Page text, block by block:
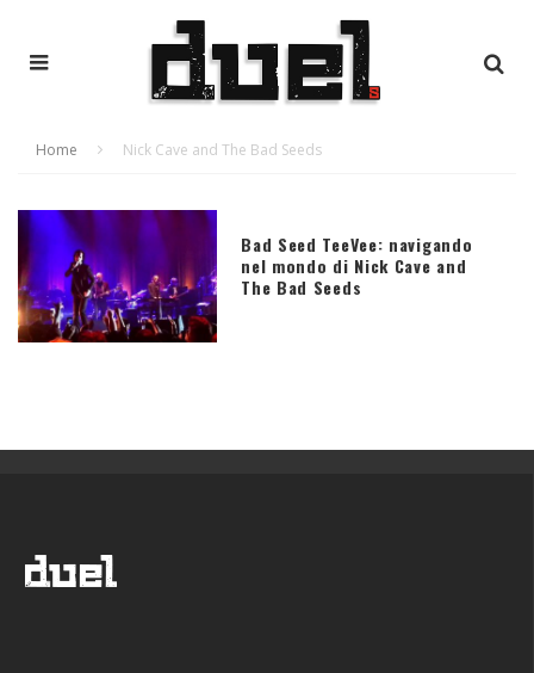
Home Nick Cave and The Bad Seeds
Bad Seed TeeVee: navigando
nel mondo di Nick Cave and
The Bad Seeds